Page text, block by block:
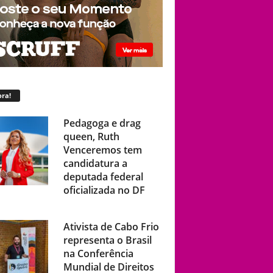
Pedagoga e drag
queen, Ruth
Venceremos tem
candidatura a
deputada federal
oficializada no DF
Ativista de Cabo Frio
representa o Brasil
na Conferência
Mundial de Direitos